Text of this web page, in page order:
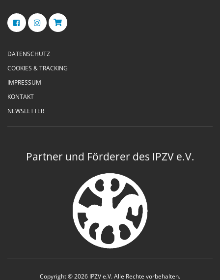
DATENSCHUTZ
COOKIES & TRACKING
IMPRESSUM
KONTAKT
NEWSLETTER
Partner und Förderer des IPZV e.V.
Copyright © 2026 IPZV e.V. Alle Rechte vorbehalten.